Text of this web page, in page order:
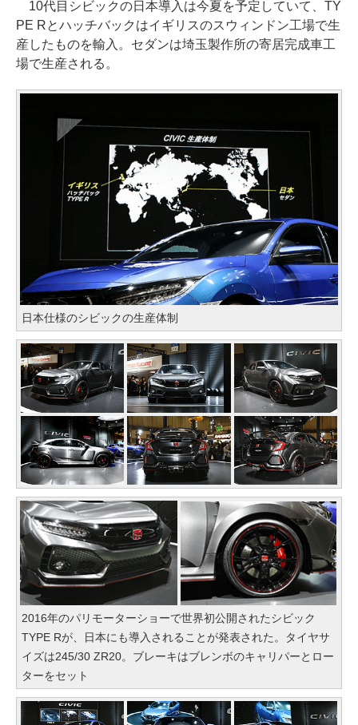
10代目シビックの日本導入は今夏を予定していて、TY
PE Rとハッチバックはイギリスのスウィンドン工場で生
産したものを輸入。セダンは埼玉製作所の寄居完成車工
場で生産される。
日本仕様のシビックの生産体制
2016年のパリモーターショーで世界初公開されたシビック
TYPE Rが、日本にも導入されることが発表された。タイヤサ
イズは245/30 ZR20。ブレーキはブレンボのキャリパーとロー
ターをセット